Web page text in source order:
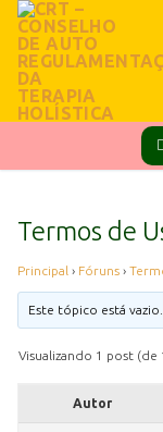
Termos de
Principal › Fóruns ›
Este tópico está vazio.
Visualizando 1 post
Autor